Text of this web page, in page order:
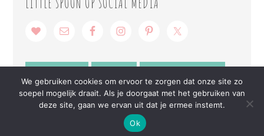
COPYRIGHT © 2026 · LITTLE SPOON
We gebruiken cookies om ervoor te zorgen dat onze site zo
soepel mogelijk draait. Als je doorgaat met het gebruiken van
deze site, gaan we ervan uit dat je ermee instemt.
Ok